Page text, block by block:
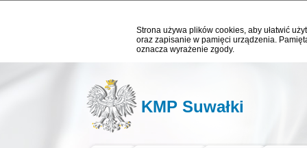
Strona używa plików cookies, aby ułatwić
oraz zapisanie w pamięci urządzenia.
oznacza wyrażenie zgody.
KMP Suwałki